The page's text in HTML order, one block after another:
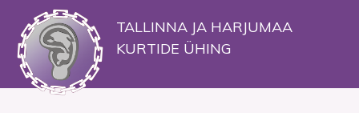
TALLINNA JA HARJUMAA
KURTIDE ÜHING